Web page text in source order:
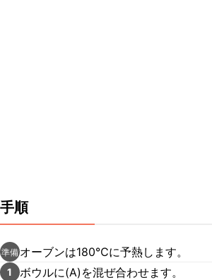
手順
準備 オーブンは180℃に予熱します。
1 ボウルに(A)を混ぜ合わせます。